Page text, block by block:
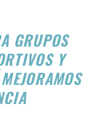
GRUPOS
Y